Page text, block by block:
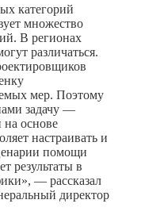
категорий
множество
В регионах
различаться.
мер. Поэтому
задачу —
на основе
настраивать и
помощи
результаты в
— рассказал
директор